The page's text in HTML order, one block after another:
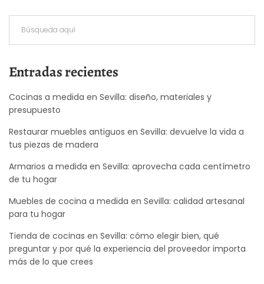
Entradas recientes
Cocinas a medida en Sevilla: diseño, materiales y
presupuesto
Restaurar muebles antiguos en Sevilla: devuelve la vida a
tus piezas de madera
Armarios a medida en Sevilla: aprovecha cada centímetro
de tu hogar
Muebles de cocina a medida en Sevilla: calidad artesanal
para tu hogar
Tienda de cocinas en Sevilla: cómo elegir bien, qué
preguntar y por qué la experiencia del proveedor importa
más de lo que crees